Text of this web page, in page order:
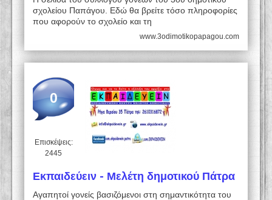
σχολείου Παπάγου. Εδώ θα βρείτε τόσο πληροφορίες
που αφορούν το σχολείο και τη
www.3odimotikopapagou.com
0
Επισκέψεις:
2445
Εκπαιδεύειν - Μελέτη δημοτικού Πάτρα
Αγαπητοί γονείς βασιζόμενοι στη σημαντικότητα του